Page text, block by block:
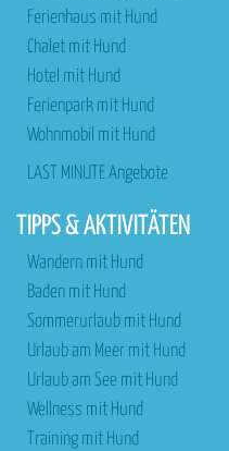
Ferienhaus mit Hund
Chalet mit Hund
Hotel mit Hund
Ferienpark mit Hund
Wohnmobil mit Hund
LAST MINUTE Angebote
TIPPS & AKTIVITÄTEN
Wandern mit Hund
Baden mit Hund
Sommerurlaub mit Hund
Urlaub am Meer mit Hund
Urlaub am See mit Hund
Wellness mit Hund
Training mit Hund